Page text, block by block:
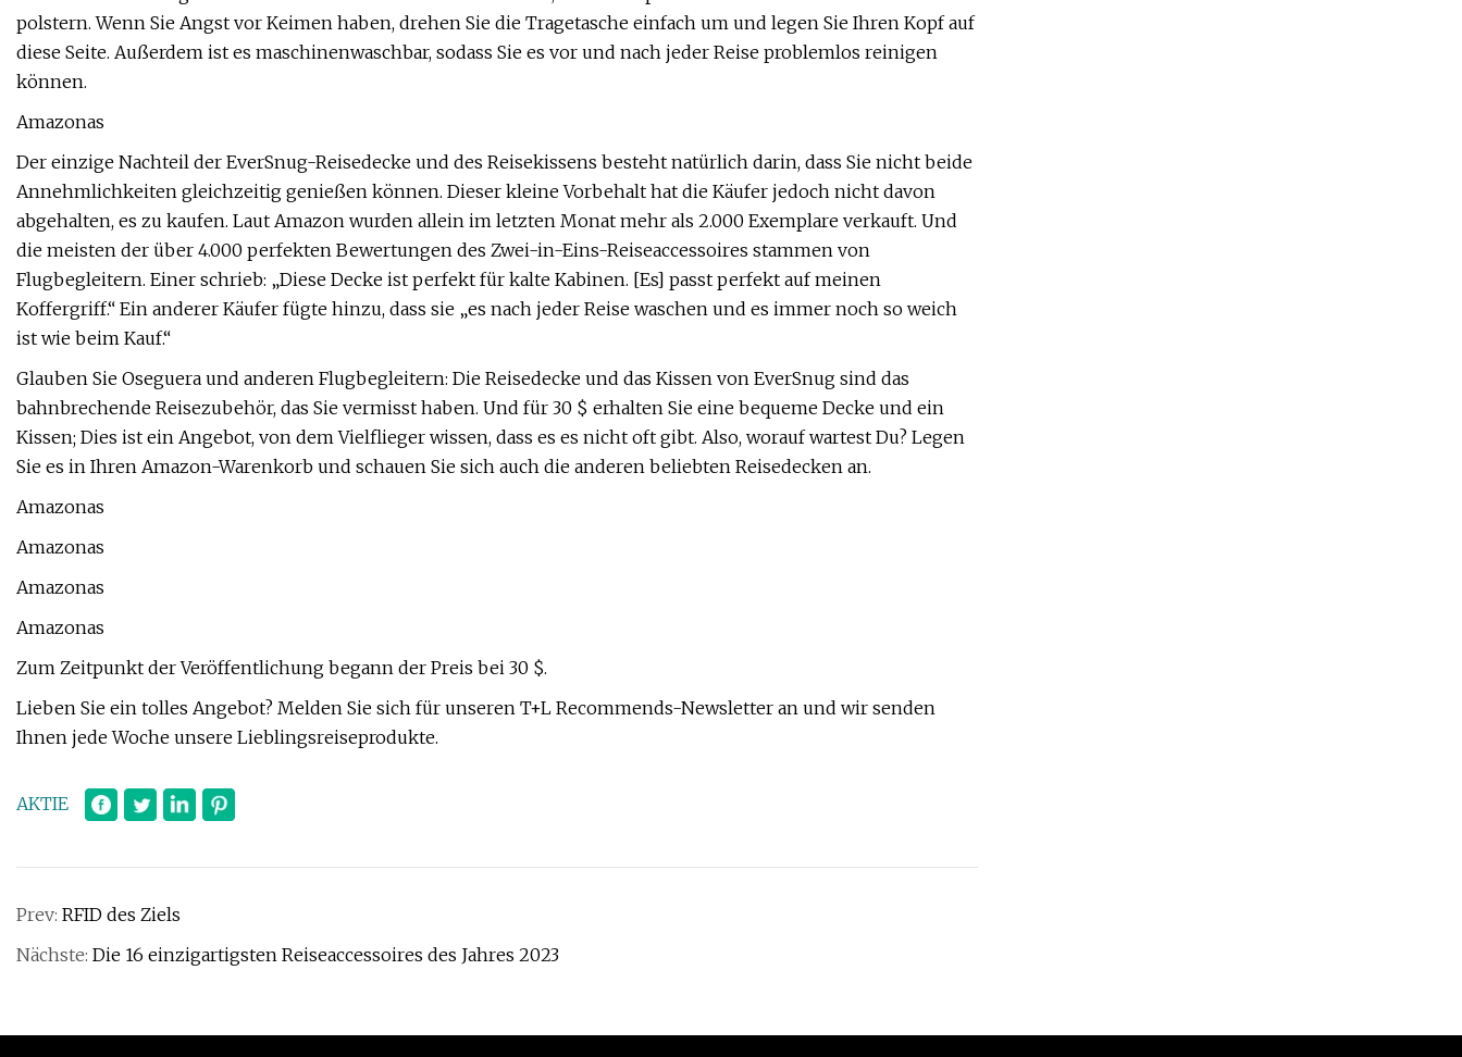
polstern. Wenn Sie Angst vor Keimen haben, drehen Sie die Tragetasche einfach um und legen Sie Ihren Kopf auf
diese Seite. Außerdem ist es maschinenwaschbar, sodass Sie es vor und nach jeder Reise problemlos reinigen
können.
Amazonas
Der einzige Nachteil der EverSnug-Reisedecke und des Reisekissens besteht natürlich darin, dass Sie nicht beide
Annehmlichkeiten gleichzeitig genießen können. Dieser kleine Vorbehalt hat die Käufer jedoch nicht davon
abgehalten, es zu kaufen. Laut Amazon wurden allein im letzten Monat mehr als 2.000 Exemplare verkauft. Und
die meisten der über 4.000 perfekten Bewertungen des Zwei-in-Eins-Reiseaccessoires stammen von
Flugbegleitern. Einer schrieb: „Diese Decke ist perfekt für kalte Kabinen. [Es] passt perfekt auf meinen
Koffergriff.“ Ein anderer Käufer fügte hinzu, dass sie „es nach jeder Reise waschen und es immer noch so weich
ist wie beim Kauf.“
Glauben Sie Oseguera und anderen Flugbegleitern: Die Reisedecke und das Kissen von EverSnug sind das
bahnbrechende Reisezubehör, das Sie vermisst haben. Und für 30 $ erhalten Sie eine bequeme Decke und ein
Kissen; Dies ist ein Angebot, von dem Vielflieger wissen, dass es es nicht oft gibt. Also, worauf wartest Du? Legen
Sie es in Ihren Amazon-Warenkorb und schauen Sie sich auch die anderen beliebten Reisedecken an.
Amazonas
Amazonas
Amazonas
Amazonas
Zum Zeitpunkt der Veröffentlichung begann der Preis bei 30 $.
Lieben Sie ein tolles Angebot? Melden Sie sich für unseren T+L Recommends-Newsletter an und wir senden
Ihnen jede Woche unsere Lieblingsreiseprodukte.
AKTIE
Prev: RFID des Ziels
Nächste: Die 16 einzigartigsten Reiseaccessoires des Jahres 2023